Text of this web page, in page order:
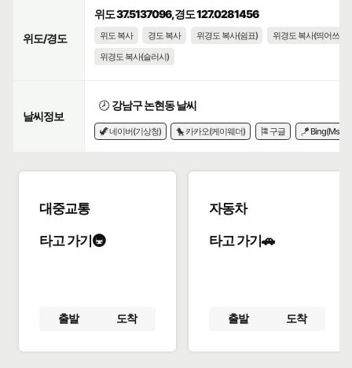
위도/경도
위도 37.5137096, 경도 127.0281456
위도 복사 경도 복사 위경도 복사(쉼표)
위경도 복사(띄어쓰기)
위경도 복사(슬러시)
날씨정보
🕗 강남구 논현동 날씨
🦖 네이버(기상청) 🐤 카카오(케이웨더) 🎏 구글 🪁 Bing(Msn)
대중교통
타고 가기🚇
출발 도착
자동차
타고 가기🚗
출발 도착